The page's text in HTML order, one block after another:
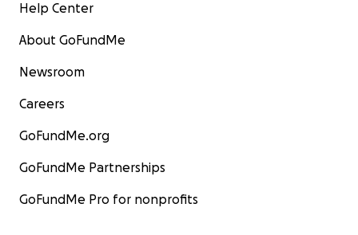
Help Center
About GoFundMe
Newsroom
Careers
GoFundMe.org
GoFundMe Partnerships
GoFundMe Pro for nonprofits